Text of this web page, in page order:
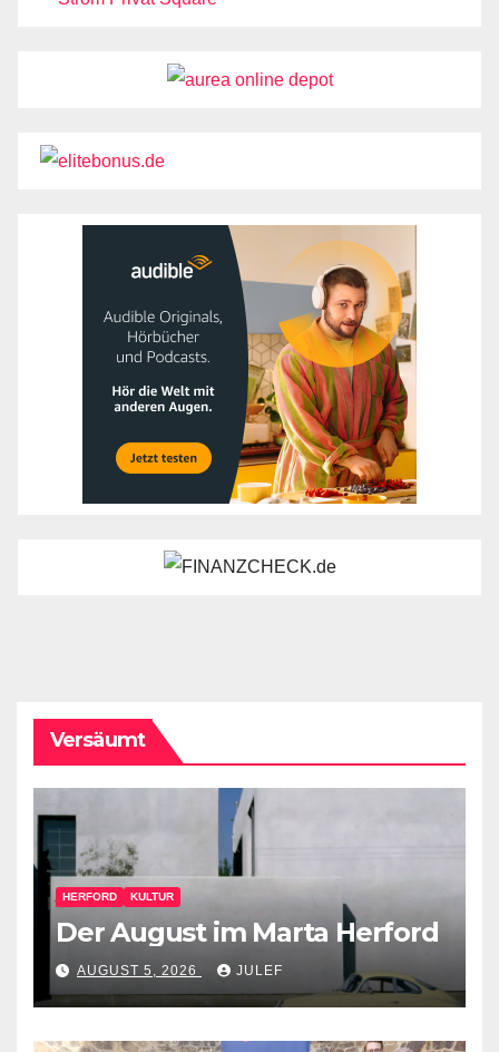
Versäumt
HERFORD KULTUR
Der August im Marta Herford
AUGUST 5, 2026 JULEF